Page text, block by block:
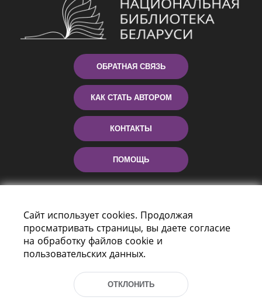
ОБРАТНАЯ СВЯЗЬ
КАК СТАТЬ АВТОРОМ
КОНТАКТЫ
ПОМОЩЬ
Пр-т Независимости 116
г. Минск, Республика Беларусь, 220114
Тел.: (+375 17) 368 37 37, Факс: (+375 17)
Сайт использует cookies. Продолжая
просматривать страницы, вы даете согласие
на обработку файлов cookie и
пользовательских данных.
ОТКЛОНИТЬ